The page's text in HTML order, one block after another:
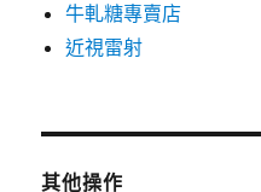
牛軋糖專賣店
近視雷射
其他操作